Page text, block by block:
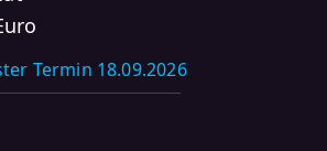
Termin 18.09.2026